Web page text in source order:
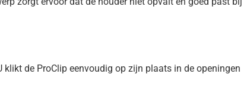
de ProClip eenvoudig op zijn plaats in de openingen